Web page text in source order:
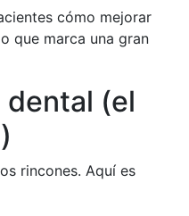
cómo mejorar
que marca una gran
dental (el
rincones. Aquí es